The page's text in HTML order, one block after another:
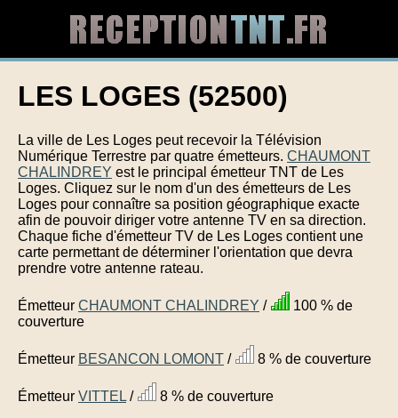
LES LOGES (52500)
La ville de Les Loges peut recevoir la Télévision
Numérique Terrestre par quatre émetteurs. CHAUMONT
CHALINDREY est le principal émetteur TNT de Les
Loges. Cliquez sur le nom d'un des émetteurs de Les
Loges pour connaître sa position géographique exacte
afin de pouvoir diriger votre antenne TV en sa direction.
Chaque fiche d'émetteur TV de Les Loges contient une
carte permettant de déterminer l'orientation que devra
prendre votre antenne rateau.
Émetteur CHAUMONT CHALINDREY /
100 % de
couverture
Émetteur BESANCON LOMONT / 8 % de couverture
Émetteur VITTEL / 8 % de couverture